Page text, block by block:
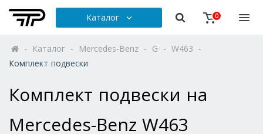
Каталог 0
- Каталог - Mercedes-Benz - G - W463 -
Комплект подвески
Комплект подвески на
Mercedes-Benz W463